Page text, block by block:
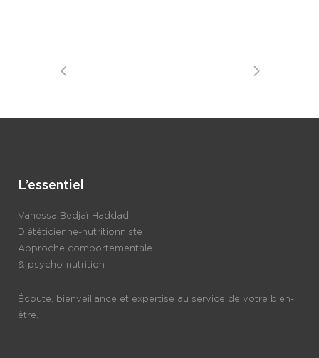
L’essentiel
Vanessa Bedjaï-Haddad
Diététicienne-nutritionniste
Approche comportementale
& psycho-nutrition
Écoute, bienveillance et expertise au service de votre bien-
être.